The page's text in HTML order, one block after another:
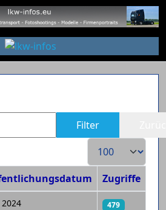
Filter
Anzeige #
Zugriffe
479